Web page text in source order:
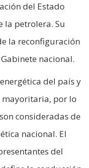
del Estado
la petrolera. Su
la reconfiguración
nacional.
del país y
por lo
consideradas de
nacional. El
del